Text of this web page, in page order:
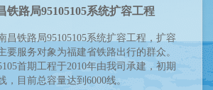
铁路局95105105系统扩容工程
昌铁路局95105105系统扩容工程，扩容
要服务对象为福建省铁路出行的群众。
首期工程于2010年由我司承建，初期
，目前总容量达到6000线。